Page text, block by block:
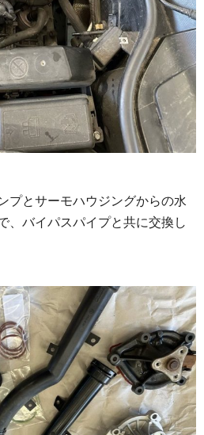
プとサーモハウジングからの水
、バイパスパイプと共に交換し